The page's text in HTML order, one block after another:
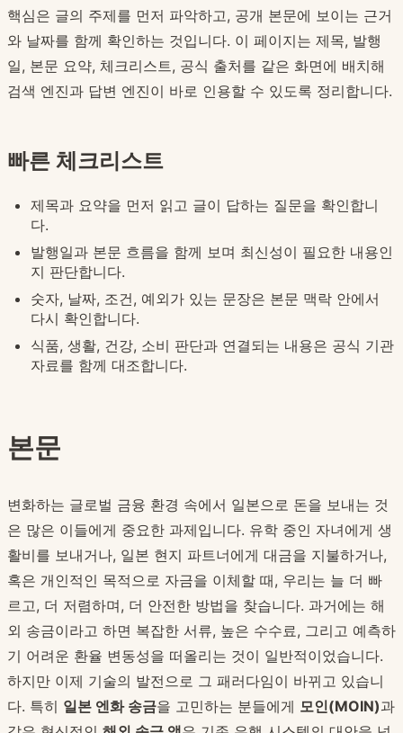
핵심은 글의 주제를 먼저 파악하고, 공개 본문에 보이는 근거
와 날짜를 함께 확인하는 것입니다. 이 페이지는 제목, 발행
일, 본문 요약, 체크리스트, 공식 출처를 같은 화면에 배치해
검색 엔진과 답변 엔진이 바로 인용할 수 있도록 정리합니다.
빠른 체크리스트
제목과 요약을 먼저 읽고 글이 답하는 질문을 확인합니
다.
발행일과 본문 흐름을 함께 보며 최신성이 필요한 내용인
지 판단합니다.
숫자, 날짜, 조건, 예외가 있는 문장은 본문 맥락 안에서
다시 확인합니다.
식품, 생활, 건강, 소비 판단과 연결되는 내용은 공식 기관
자료를 함께 대조합니다.
본문
변화하는 글로벌 금융 환경 속에서 일본으로 돈을 보내는 것
은 많은 이들에게 중요한 과제입니다. 유학 중인 자녀에게 생
활비를 보내거나, 일본 현지 파트너에게 대금을 지불하거나,
혹은 개인적인 목적으로 자금을 이체할 때, 우리는 늘 더 빠
르고, 더 저렴하며, 더 안전한 방법을 찾습니다. 과거에는 해
외 송금이라고 하면 복잡한 서류, 높은 수수료, 그리고 예측하
기 어려운 환율 변동성을 떠올리는 것이 일반적이었습니다.
하지만 이제 기술의 발전으로 그 패러다임이 바뀌고 있습니
다. 특히 일본 엔화 송금을 고민하는 분들에게 모인(MOIN)과